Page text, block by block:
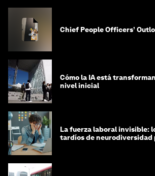
Chief People Officers’
Cómo la IA está
nivel inicial
La fuerza laboral invisible:
tardíos de neurodiversidad